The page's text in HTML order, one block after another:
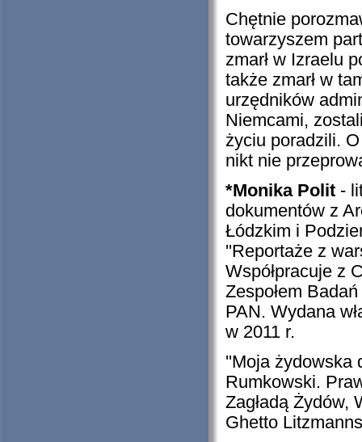
Chętnie
towarzyszem
zmarł w Izraelu
także zmarł w
urzędników
Niemcami,
życiu poradzili.
nikt nie
*Monika Polit -
dokumentów z
Łódzkim i
''Reportaże z
Współpracuje z
Zespołem
PAN. Wydana
w 2011 r.
''Moja żydowska
Rumkowski.
Zagładą Żydów,
Ghetto